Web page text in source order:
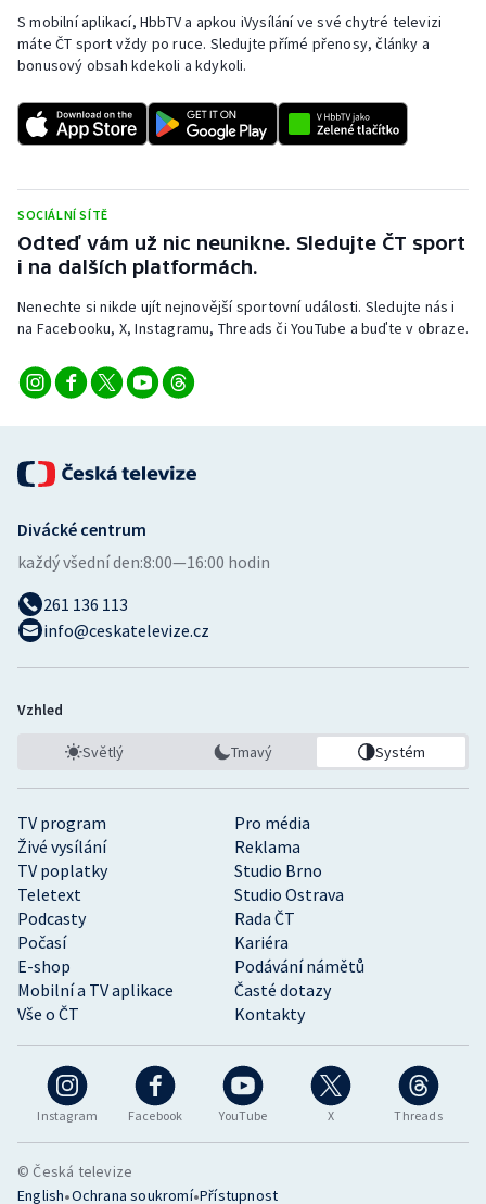
S mobilní aplikací, HbbTV a apkou iVysílání ve své chytré televizi
máte ČT sport vždy po ruce. Sledujte přímé přenosy, články a
bonusový obsah kdekoli a kdykoli.
SOCIÁLNÍ SÍTĚ
Odteď vám už nic neunikne. Sledujte ČT sport
i na dalších platformách.
Nenechte si nikde ujít nejnovější sportovní události. Sledujte nás i
na Facebooku, X, Instagramu, Threads či YouTube a buďte v obraze.
Instagram Facebook YouTube X Threads
TV program
Pro média
Živé vysílání
Reklama
TV poplatky
Studio Brno
Teletext
Studio Ostrava
Podcasty
Rada ČT
Počasí
Kariéra
E-shop
Podávání námětů
Mobilní a TV aplikace
Časté dotazy
Vše o ČT
Kontakty
Divácké centrum
každý všední den:8:00—16:00 hodin
261 136 113
info@ceskatelevize.cz
Vzhled
Světlý Tmavý Systém
© Česká televize
English•Ochrana soukromí•Přístupnost